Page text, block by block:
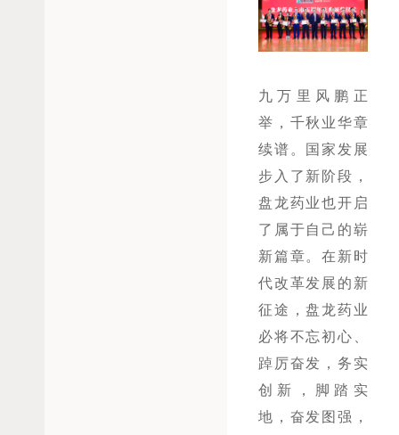
九万里风鹏正
举，千秋业华章
续谱。国家发展
步入了新阶段，
盘龙药业也开启
了属于自己的崭
新篇章。在新时
代改革发展的新
征途，盘龙药业
必将不忘初心、
踔厉奋发，务实
创新，脚踏实
地，奋发图强，